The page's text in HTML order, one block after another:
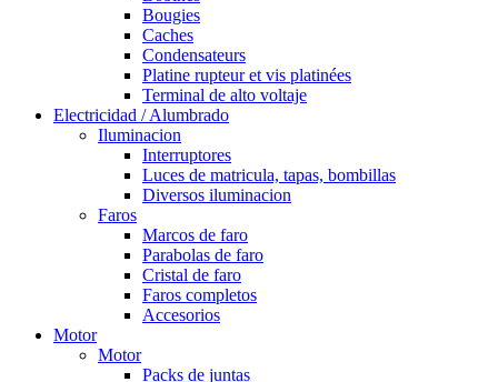
Bougies
Caches
Condensateurs
Platine rupteur et vis platinées
Terminal de alto voltaje
Electricidad / Alumbrado
Iluminacion
Interruptores
Luces de matricula, tapas, bombillas
Diversos iluminacion
Faros
Marcos de faro
Parabolas de faro
Cristal de faro
Faros completos
Accesorios
Motor
Motor
Packs de juntas